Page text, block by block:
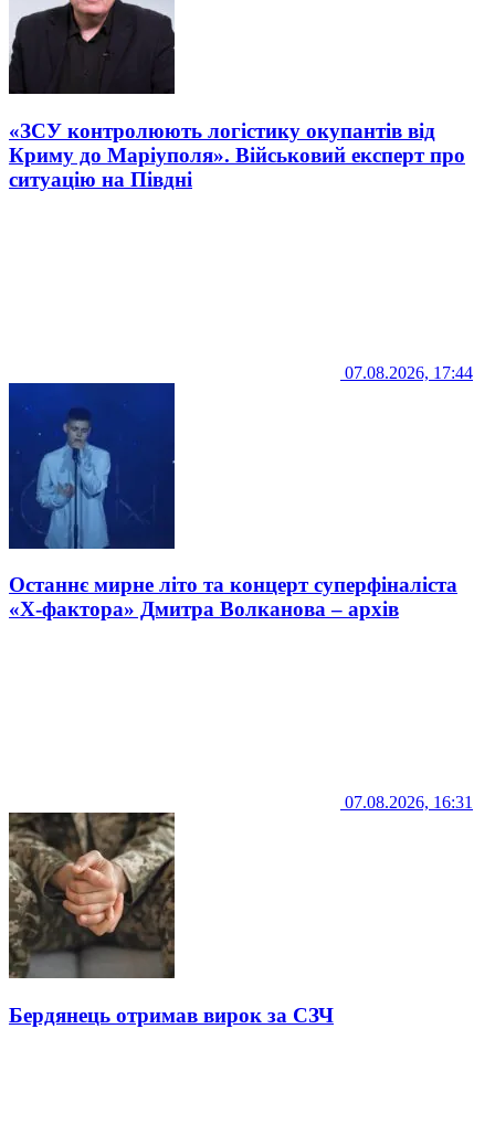
«ЗСУ контролюють логістику окупантів від
Криму до Маріуполя». Військовий експерт про
ситуацію на Півдні
07.08.2026, 17:44
Останнє мирне літо та концерт суперфіналіста
«Х-фактора» Дмитра Волканова – архів
07.08.2026, 16:31
Бердянець отримав вирок за СЗЧ